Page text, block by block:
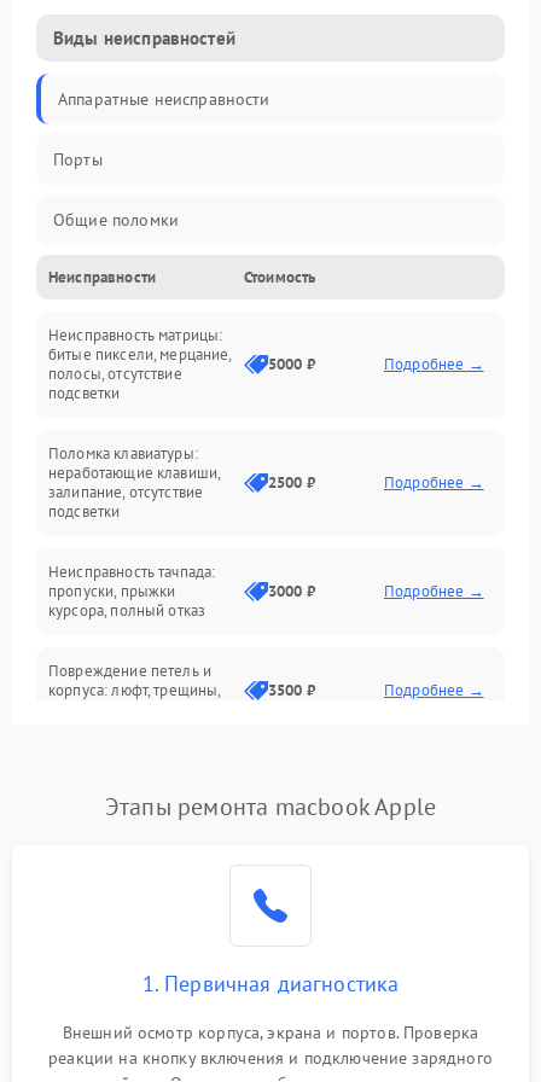
Виды неисправностей
Аппаратные неисправности
Порты
Общие поломки
Устройства
Программные ошибки
Электрические и системные сбои
Интерфейсные проблемы
Батарея
Сеть и интернет
Неисправности Стоимость
Неисправность матрицы:
битые пиксели, мерцание,
полосы, отсутствие
подсветки
5000 ₽ Подробнее →
Поломка клавиатуры:
неработающие клавиши,
залипание, отсутствие
подсветки
2500 ₽ Подробнее →
Неисправность тачпада:
пропуски, прыжки
курсора, полный отказ
3000 ₽ Подробнее →
Повреждение петель и
корпуса: люфт, трещины,
3500 ₽ Подробнее →
невозможность зарядки,
2500 ₽ Подробнее →
2000 ₽
Перегрев из‑за пыли,
неисправности кулера
Этапы ремонта macbook Apple
1. Первичная диагностика
Внешний осмотр корпуса, экрана и портов. Проверка
реакции на кнопку включения и подключение зарядного